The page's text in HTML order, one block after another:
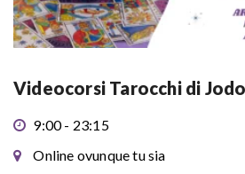
Videocorsi Tarocchi di
9:00 - 23:15
Online ovunque tu sia